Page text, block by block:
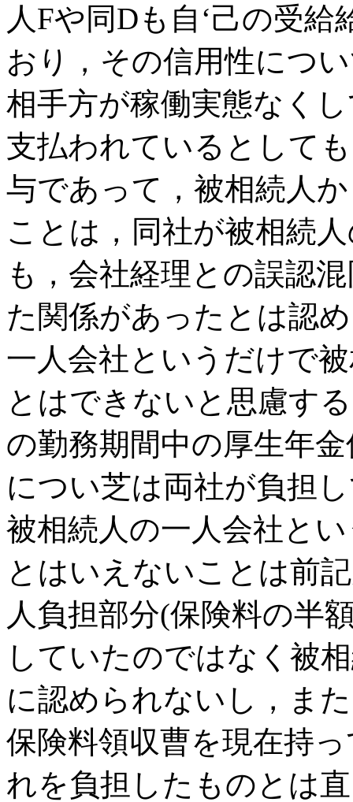
人Fや同Dも自‘己の受
おり，その信用性につ
相手方が稼働実態なく
支払われているとして
与であって，被相続人
ことは，同社が被相続
も，会社経理との誤認
た関係があったとは認
一人会社というだけで
とはできないと思慮す
の勤務期間中の厚生年
につい芝は両社が負担
被相続人の一人会社と
とはいえないことは前
人負担部分(保険料の半
していたのではなく被
に認められないし，ま
保険料領収曹を現在持
れを負担したものとは